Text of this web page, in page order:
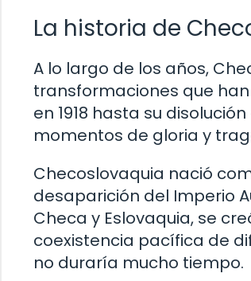
La historia de
A lo largo de los años,
transformaciones que
en 1918 hasta su
momentos de gloria y
Checoslovaquia nació
desaparición del Imperio
Checa y Eslovaquia, se
coexistencia pacífica de
no duraría mucho tiempo.